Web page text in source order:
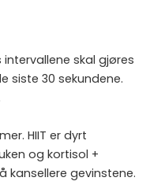
skal gjøres
siste 30 sekundene.
HIIT er dyrt
og kortisol +
kansellere gevinstene.